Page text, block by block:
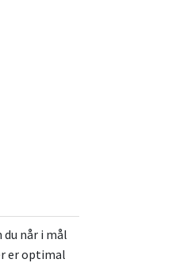
når i mål
er optimal